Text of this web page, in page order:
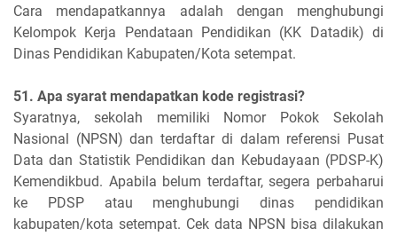
Cara mendapatkannya adalah dengan menghubungi
Kelompok Kerja Pendataan Pendidikan (KK Datadik) di
Dinas Pendidikan Kabupaten/Kota setempat.
51. Apa syarat mendapatkan kode registrasi?
Syaratnya, sekolah memiliki Nomor Pokok Sekolah
Nasional (NPSN) dan terdaftar di dalam referensi Pusat
Data dan Statistik Pendidikan dan Kebudayaan (PDSP-K)
Kemendikbud. Apabila belum terdaftar, segera perbaharui
ke PDSP atau menghubungi dinas pendidikan
kabupaten/kota setempat. Cek data NPSN bisa dilakukan